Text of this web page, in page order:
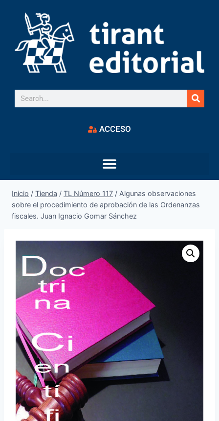
ACCESO
Inicio / Tienda / TL Número 117 / Algunas observaciones
sobre el procedimiento de aprobación de las Ordenanzas
fiscales. Juan Ignacio Gomar Sánchez